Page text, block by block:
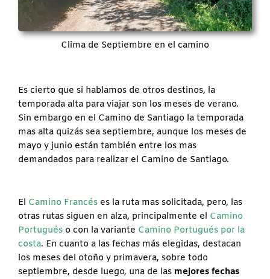
Clima de Septiembre en el camino
Es cierto que si hablamos de otros destinos, la
temporada alta para viajar son los meses de verano.
Sin embargo en el Camino de Santiago la temporada
mas alta quizás sea septiembre, aunque los meses de
mayo y junio están también entre los mas
demandados para realizar el Camino de Santiago.
El Camino Francés es la ruta mas solicitada, pero, las
otras rutas siguen en alza, principalmente el Camino
Portugués o con la variante Camino Portugués por la
costa. En cuanto a las fechas más elegidas, destacan
los meses del otoño y primavera, sobre todo
septiembre, desde luego, una de las mejores fechas